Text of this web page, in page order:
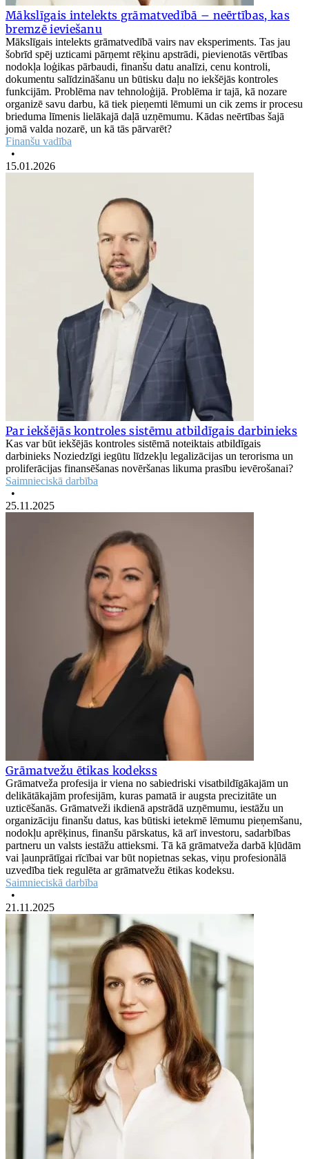
Mākslīgais intelekts grāmatvedībā – neērtības, kas
bremzē ieviešanu
Mākslīgais intelekts grāmatvedībā vairs nav eksperiments. Tas jau
šobrīd spēj uzticami pārņemt rēķinu apstrādi, pievienotās vērtības
nodokļa loģikas pārbaudi, finanšu datu analīzi, cenu kontroli,
dokumentu salīdzināšanu un būtisku daļu no iekšējās kontroles
funkcijām. Problēma nav tehnoloģijā. Problēma ir tajā, kā nozare
organizē savu darbu, kā tiek pieņemti lēmumi un cik zems ir procesu
brieduma līmenis lielākajā daļā uzņēmumu. Kādas neērtības šajā
jomā valda nozarē, un kā tās pārvarēt?
Finanšu vadība
•
15.01.2026
Par iekšējās kontroles sistēmu atbildīgais darbinieks
Kas var būt iekšējās kontroles sistēmā noteiktais atbildīgais
darbinieks Noziedzīgi iegūtu līdzekļu legalizācijas un terorisma un
proliferācijas finansēšanas novēršanas likuma prasību ievērošanai?
Saimnieciskā darbība
•
25.11.2025
Grāmatvežu ētikas kodekss
Grāmatveža profesija ir viena no sabiedriski visatbildīgākajām un
delikātākajām profesijām, kuras pamatā ir augsta precizitāte un
uzticēšanās. Grāmatveži ikdienā apstrādā uzņēmumu, iestāžu un
organizāciju finanšu datus, kas būtiski ietekmē lēmumu pieņemšanu,
nodokļu aprēķinus, finanšu pārskatus, kā arī investoru, sadarbības
partneru un valsts iestāžu attieksmi. Tā kā grāmatveža darbā kļūdām
vai ļaunprātīgai rīcībai var būt nopietnas sekas, viņu profesionālā
uzvedība tiek regulēta ar grāmatvežu ētikas kodeksu.
Saimnieciskā darbība
•
21.11.2025